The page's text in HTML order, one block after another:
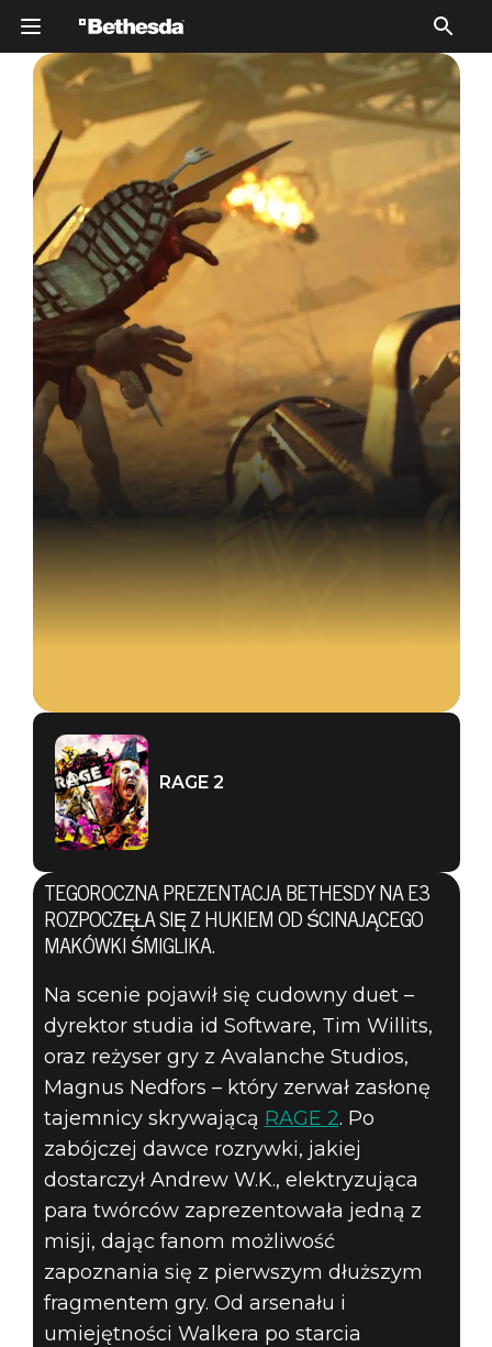
RAGE 2
ROZSZERZONY
MATERIAŁ Z
ROZGRYWKĄ W
RAGE 2
NA E3 2018
RAGE 2
TEGOROCZNA PREZENTACJA BETHESDY NA E3
ROZPOCZĘŁA SIĘ Z HUKIEM OD ŚCINAJĄCEGO
MAKÓWKI ŚMIGLIKA.
Na scenie pojawił się cudowny duet –
dyrektor studia id Software, Tim Willits,
oraz reżyser gry z Avalanche Studios,
Magnus Nedfors – który zerwał zasłonę
tajemnicy skrywającą RAGE 2. Po
zabójczej dawce rozrywki, jakiej
dostarczył Andrew W.K., elektryzująca
para twórców zaprezentowała jedną z
misji, dając fanom możliwość
zapoznania się z pierwszym dłuższym
fragmentem gry. Od arsenału i
umiejętności Walkera po starcia